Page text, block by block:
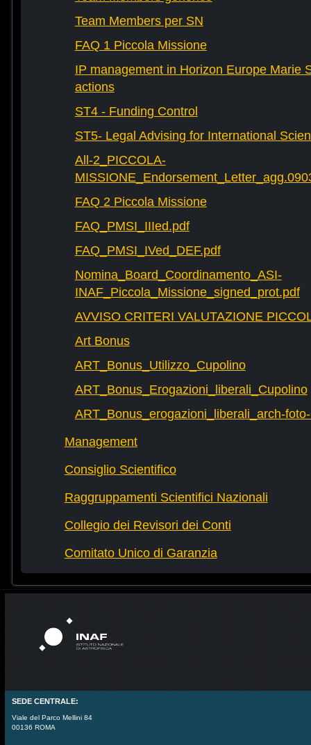
Team Members per SN
FAQ 1 Piccola Missione
IP management in Horizon Europe Marie
actions
ST4 - Funding Control
ST5- Legal Advising for International
All-2_PICCOLA-
FAQ 2 Piccola Missione
FAQ_PMSI_IIIed.pdf
FAQ_PMSI_IVed_DEF.pdf
Nomina_Board_Coordinamento_ASI-
INAF_Piccola_Missione_signed_prot.pdf
AVVISO CRITERI VALUTAZIONE
Art Bonus
ART_Bonus_Utilizzo_Cupolino
ART_Bonus_Erogazioni_liberali_Cupolino
ART_Bonus_erogazioni_liberali_arch-
Management
Consiglio Scientifico
Raggruppamenti Scientifici Nazionali
Collegio dei Revisori dei Conti
Comitato Unico di Garanzia
SEDE CENTRALE:
Viale del Parco Mellini 84
00136 ROMA